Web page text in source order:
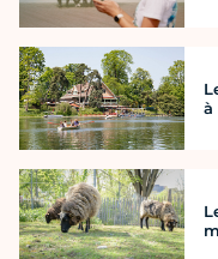
à